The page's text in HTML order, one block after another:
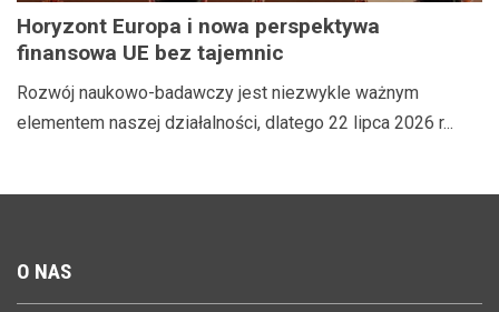
Horyzont Europa i nowa perspektywa
finansowa UE bez tajemnic
Rozwój naukowo-badawczy jest niezwykle ważnym
elementem naszej działalności, dlatego 22 lipca 2026 r...
O NAS